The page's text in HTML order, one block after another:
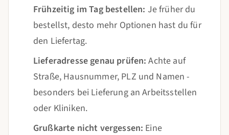
Frühzeitig im Tag bestellen: Je früher du
bestellst, desto mehr Optionen hast du für
den Liefertag.
Lieferadresse genau prüfen: Achte auf
Straße, Hausnummer, PLZ und Namen -
besonders bei Lieferung an Arbeitsstellen
oder Kliniken.
Grußkarte nicht vergessen: Eine